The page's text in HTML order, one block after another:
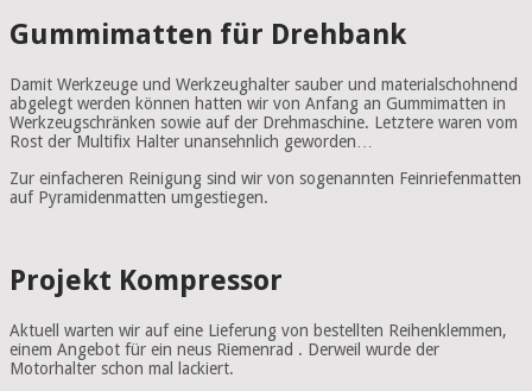
Gummimatten für Drehbank
Damit Werkzeuge und Werkzeughalter sauber und materialschohnend
abgelegt werden können hatten wir von Anfang an Gummimatten in
Werkzeugschränken sowie auf der Drehmaschine. Letztere waren vom
Rost der Multifix Halter unansehnlich geworden…
Zur einfacheren Reinigung sind wir von sogenannten Feinriefenmatten
auf Pyramidenmatten umgestiegen.
Projekt Kompressor
Aktuell warten wir auf eine Lieferung von bestellten Reihenklemmen,
einem Angebot für ein neus Riemenrad . Derweil wurde der
Motorhalter schon mal lackiert.